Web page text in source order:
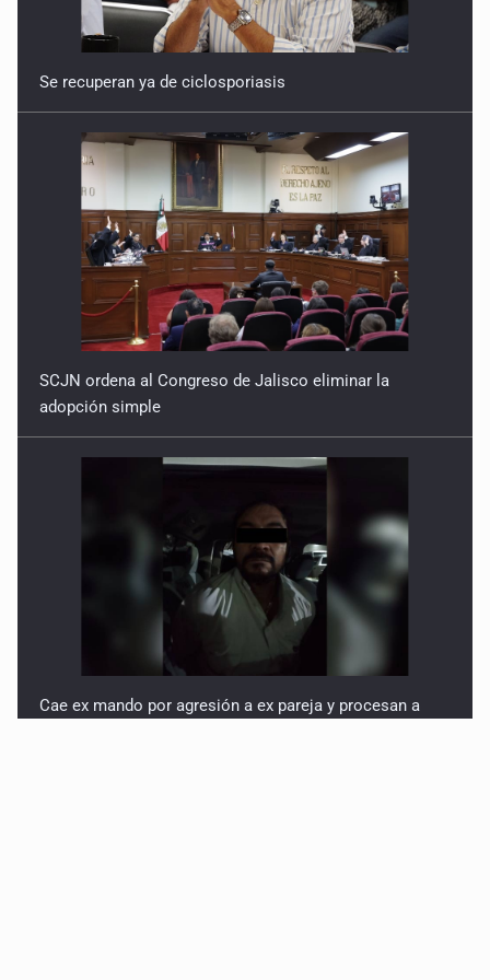
Se recuperan ya de ciclosporiasis
SCJN ordena al Congreso de Jalisco eliminar la
Cae ex mando por agresión a ex pareja y procesan a